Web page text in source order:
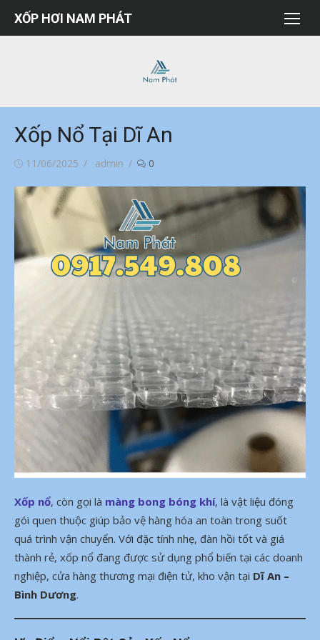
Chuyển
XỐP HƠI NAM PHÁT
Xốp Nổ Tại Dĩ An
Đăng11/06/2025
Tác
admin 0
Xốp nổ, còn gọi là màng bong bóng khí, là vật liệu đóng
gói quen thuộc giúp bảo vệ hàng hóa an toàn trong suốt
quá trình vận chuyển. Với đặc tính nhẹ, đàn hồi tốt và giá
thành rẻ, xốp nổ đang được sử dụng phổ biến tại các doanh
nghiệp, cửa hàng thương mại điện tử, kho vận tại Dĩ An –
Bình Dương.